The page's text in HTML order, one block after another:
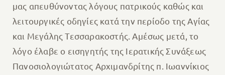
μας απευθύνοντας λόγους πατρικούς καθώς και
λειτουργικές οδηγίες κατά την περίοδο της Αγίας
και Μεγάλης Τεσσαρακοστής. Αμέσως μετά, το
λόγο έλαβε ο εισηγητής της Ιερατικής Συνάξεως
Πανοσιολογιώτατος Αρχιμανδρίτης π. Ιωαννίκιος